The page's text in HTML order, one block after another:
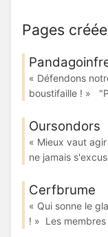
Pages
« Défendons
boustifaille ! »
Oursondors
« Mieux vaut
ne jamais
Cerfbrume
« Qui sonne le
! » Les